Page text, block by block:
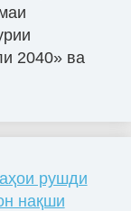
2040» ва
рушди
нақши